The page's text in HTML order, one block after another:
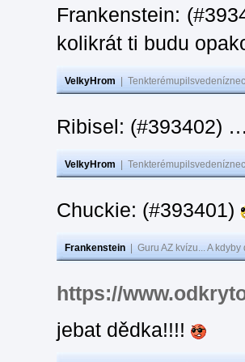
Frankenstein:
kolikrát ti budu
VelkyHrom
Ribisel: (#393402)
VelkyHrom
Chuckie: (#393401)
Frankenstein Guru AZ kvízu... A
https://
jebat dědka!!!!